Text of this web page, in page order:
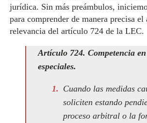
jurídica. Sin más preámbulos,
para comprender de manera precisa el
relevancia del artículo 724 de la LEC.
Artículo 724. Competencia en
especiales.
Cuando las medidas
soliciten estando
proceso arbitral o la